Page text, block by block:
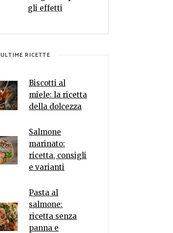
gli effetti
ULTIME RICETTE
Biscotti al
miele: la ricetta
della dolcezza
Salmone
marinato:
ricetta, consigli
e varianti
Pasta al
salmone:
ricetta senza
panna e